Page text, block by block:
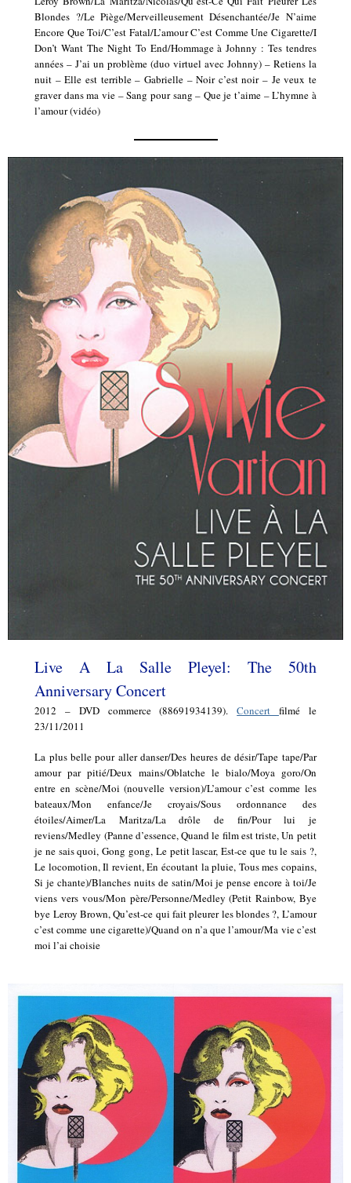
Blondes ?/Le Piège/Merveilleusement Désenchantée/Je N’aime
Encore Que Toi/C’est Fatal/L’amour C’est Comme Une Cigarette/I
Don’t Want The Night To End/Hommage à Johnny : Tes tendres
années – J’ai un problème (duo virtuel avec Johnny) – Retiens la
nuit – Elle est terrible – Gabrielle – Noir c’est noir – Je veux te
graver dans ma vie – Sang pour sang – Que je t’aime – L’hymne à
l’amour (vidéo)
Live A La Salle Pleyel: The 50th
Anniversary Concert
2012 – DVD commerce (88691934139).Concert filmé le
23/11/2011
La plus belle pour aller danser/Des heures de désir/Tape tape/Par
amour par pitié/Deux mains/Oblatche le bialo/Moya goro/On
entre en scène/Moi (nouvelle version)/L’amour c’est comme les
bateaux/Mon enfance/Je croyais/Sous ordonnance des
étoiles/Aimer/La Maritza/La drôle de fin/Pour lui je
reviens/Medley (Panne d’essence, Quand le film est triste, Un petit
je ne sais quoi, Gong gong, Le petit lascar, Est-ce que tu le sais ?,
Le locomotion, Il revient, En écoutant la pluie, Tous mes copains,
Si je chante)/Blanches nuits de satin/Moi je pense encore à toi/Je
viens vers vous/Mon père/Personne/Medley (Petit Rainbow, Bye
bye Leroy Brown, Qu’est-ce qui fait pleurer les blondes ?, L’amour
c’est comme une cigarette)/Quand on n’a que l’amour/Ma vie c’est
moi l’ai choisie